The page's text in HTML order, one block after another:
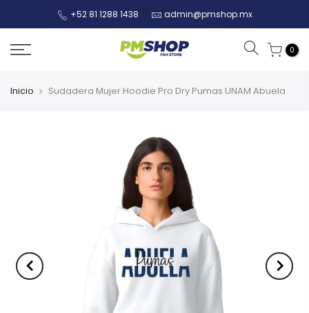
+52 81 1288 1438 admin@pmshop.mx
0
Inicio Sudadera Mujer Hoodie Pro Dry Pumas UNAM Abuela